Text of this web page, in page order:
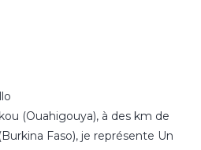
(Ouahigouya), à des km de
Faso), je représente Un